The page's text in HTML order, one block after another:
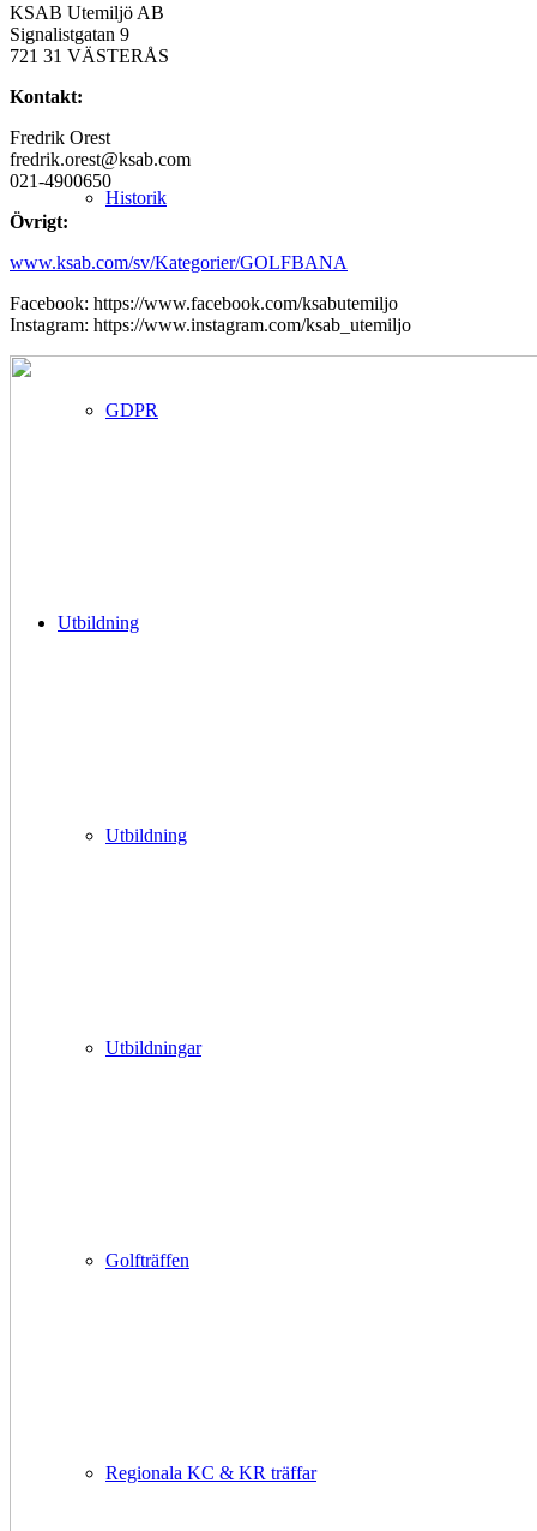
Historik
GDPR
Utbildning
Utbildning
Utbildningar
Golfträffen
Regionala KC & KR träffar
KSAB Utemiljö AB
Signalistgatan 9
721 31 VÄSTERÅS
Kontakt:
Fredrik Orest
fredrik.orest@ksab.com
021-4900650
Övrigt:
www.ksab.com/sv/Kategorier/GOLFBANA
Facebook: https://www.facebook.com/ksabutemiljo
Instagram: https://www.instagram.com/ksab_utemiljo